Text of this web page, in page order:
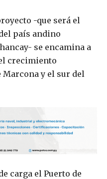
-que será el
país andino
se encamina a
crecimiento
y el sur del
carga el Puerto de